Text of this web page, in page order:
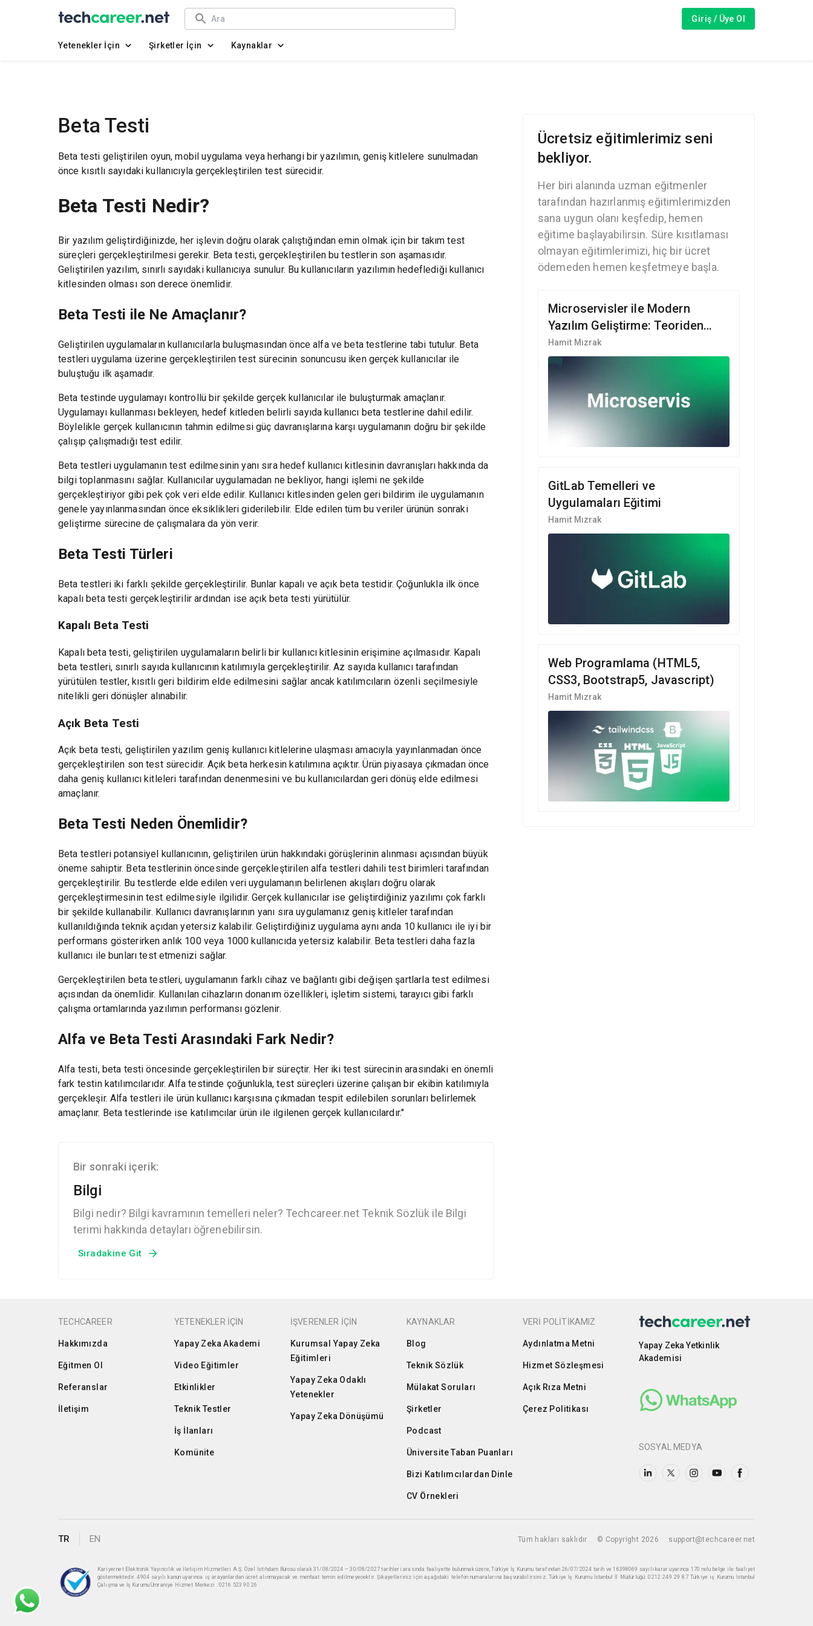
Giriş / Üye Ol
Yetenekler İçin Şirketler İçin Kaynaklar
Beta Testi
Beta testi geliştirilen oyun, mobil uygulama veya herhangi bir yazılımın, geniş kitlelere sunulmadan
önce kısıtlı sayıdaki kullanıcıyla gerçekleştirilen test sürecidir.
Beta Testi Nedir?
Bir yazılım geliştirdiğinizde, her işlevin doğru olarak çalıştığından emin olmak için bir takım test
süreçleri gerçekleştirilmesi gerekir. Beta testi, gerçekleştirilen bu testlerin son aşamasıdır.
Geliştirilen yazılım, sınırlı sayıdaki kullanıcıya sunulur. Bu kullanıcıların yazılımın hedeflediği kullanıcı
kitlesinden olması son derece önemlidir.
Beta Testi ile Ne Amaçlanır?
Geliştirilen uygulamaların kullanıcılarla buluşmasından önce alfa ve beta testlerine tabi tutulur. Beta
testleri uygulama üzerine gerçekleştirilen test sürecinin sonuncusu iken gerçek kullanıcılar ile
buluştuğu ilk aşamadır.
Beta testinde uygulamayı kontrollü bir şekilde gerçek kullanıcılar ile buluşturmak amaçlanır.
Uygulamayı kullanması bekleyen, hedef kitleden belirli sayıda kullanıcı beta testlerine dahil edilir.
Böylelikle gerçek kullanıcının tahmin edilmesi güç davranışlarına karşı uygulamanın doğru bir şekilde
çalışıp çalışmadığı test edilir.
Beta testleri uygulamanın test edilmesinin yanı sıra hedef kullanıcı kitlesinin davranışları hakkında da
bilgi toplanmasını sağlar. Kullanıcılar uygulamadan ne bekliyor, hangi işlemi ne şekilde
gerçekleştiriyor gibi pek çok veri elde edilir. Kullanıcı kitlesinden gelen geri bildirim ile uygulamanın
genele yayınlanmasından önce eksiklikleri giderilebilir. Elde edilen tüm bu veriler ürünün sonraki
geliştirme sürecine de çalışmalara da yön verir.
Beta Testi Türleri
Beta testleri iki farklı şekilde gerçekleştirilir. Bunlar kapalı ve açık beta testidir. Çoğunlukla ilk önce
kapalı beta testi gerçekleştirilir ardından ise açık beta testi yürütülür.
Kapalı Beta Testi
Kapalı beta testi, geliştirilen uygulamaların belirli bir kullanıcı kitlesinin erişimine açılmasıdır. Kapalı
beta testleri, sınırlı sayıda kullanıcının katılımıyla gerçekleştirilir. Az sayıda kullanıcı tarafından
yürütülen testler, kısıtlı geri bildirim elde edilmesini sağlar ancak katılımcıların özenli seçilmesiyle
nitelikli geri dönüşler alınabilir.
Açık Beta Testi
Açık beta testi, geliştirilen yazılım geniş kullanıcı kitlelerine ulaşması amacıyla yayınlanmadan önce
gerçekleştirilen son test sürecidir. Açık beta herkesin katılımına açıktır. Ürün piyasaya çıkmadan önce
daha geniş kullanıcı kitleleri tarafından denenmesini ve bu kullanıcılardan geri dönüş elde edilmesi
amaçlanır.
Beta Testi Neden Önemlidir?
Beta testleri potansiyel kullanıcının, geliştirilen ürün hakkındaki görüşlerinin alınması açısından büyük
öneme sahiptir. Beta testlerinin öncesinde gerçekleştirilen alfa testleri dahili test birimleri tarafından
gerçekleştirilir. Bu testlerde elde edilen veri uygulamanın belirlenen akışları doğru olarak
gerçekleştirmesinin test edilmesiyle ilgilidir. Gerçek kullanıcılar ise geliştirdiğiniz yazılımı çok farklı
bir şekilde kullanabilir. Kullanıcı davranışlarının yanı sıra uygulamanız geniş kitleler tarafından
kullanıldığında teknik açıdan yetersiz kalabilir. Geliştirdiğiniz uygulama aynı anda 10 kullanıcı ile iyi bir
performans gösterirken anlık 100 veya 1000 kullanıcıda yetersiz kalabilir. Beta testleri daha fazla
kullanıcı ile bunları test etmenizi sağlar.
Gerçekleştirilen beta testleri, uygulamanın farklı cihaz ve bağlantı gibi değişen şartlarla test edilmesi
açısından da önemlidir. Kullanılan cihazların donanım özellikleri, işletim sistemi, tarayıcı gibi farklı
çalışma ortamlarında yazılımın performansı gözlenir.
Alfa ve Beta Testi Arasındaki Fark Nedir?
Alfa testi, beta testi öncesinde gerçekleştirilen bir süreçtir. Her iki test sürecinin arasındaki en önemli
fark testin katılımcılarıdır. Alfa testinde çoğunlukla, test süreçleri üzerine çalışan bir ekibin katılımıyla
gerçekleşir. Alfa testleri ile ürün kullanıcı karşısına çıkmadan tespit edilebilen sorunları belirlemek
amaçlanır. Beta testlerinde ise katılımcılar ürün ile ilgilenen gerçek kullanıcılardır."
Bir sonraki içerik:
Bilgi
Bilgi nedir? Bilgi kavramının temelleri neler? Techcareer.net Teknik Sözlük ile Bilgi
terimi hakkında detayları öğrenebilirsin.
Sıradakine Git
Ücretsiz eğitimlerimiz seni
bekliyor.
Her biri alanında uzman eğitmenler
tarafından hazırlanmış eğitimlerimizden
sana uygun olanı keşfedip, hemen
eğitime başlayabilirsin. Süre kısıtlaması
olmayan eğitimlerimizi, hiç bir ücret
ödemeden hemen keşfetmeye başla.
Microservisler ile Modern
Yazılım Geliştirme: Teoriden
Pratiğe
Hamit Mızrak
GitLab Temelleri ve
Uygulamaları Eğitimi
Hamit Mızrak
Web Programlama (HTML5,
CSS3, Bootstrap5, Javascript)
Hamit Mızrak
TECHCAREER
Hakkımızda
Eğitmen Ol
Referanslar
İletişim
YETENEKLER İÇİN
Yapay Zeka Akademi
Video Eğitimler
Etkinlikler
Teknik Testler
İş İlanları
Komünite
İŞVERENLER İÇİN
Kurumsal Yapay Zeka
Eğitimleri
Yapay Zeka Odaklı
Yetenekler
Yapay Zeka Dönüşümü
KAYNAKLAR
Blog
Teknik Sözlük
Mülakat Soruları
Şirketler
Podcast
Üniversite Taban Puanları
Bizi Katılımcılardan Dinle
CV Örnekleri
VERİ POLİTİKAMIZ
Aydınlatma Metni
Hizmet Sözleşmesi
Açık Rıza Metni
Çerez Politikası
Yapay Zeka Yetkinlik
Akademisi
SOSYAL MEDYA
TR EN Tüm hakları saklıdır © Copyright 2026 support@techcareer.net
Kariyer.net Elektronik Yayıncılık ve İletişim Hizmetleri A.Ş. Özel İstihdam Bürosu olarak 31/08/2024 – 30/08/2027 tarihleri arasında faaliyette bulunmak üzere, Türkiye İş Kurumu tarafından 26/07/2024 tarih ve 16398069 sayılı karar uyarınca 170 nolu belge ile faaliyet
göstermektedir. 4904 sayılı kanun uyarınca iş arayanlardan ücret alınmayacak ve menfaat temin edilmeyecektir. Şikayetleriniz için aşağıdaki telefon numaralarına başvurabilirsiniz. Türkiye İş Kurumu İstanbul İl Müdürlüğü: 0212 249 29 87 Türkiye iş Kurumu İstanbul
Çalışma ve İş Kurumu Ümraniye Hizmet Merkezi : 0216 523 90 26